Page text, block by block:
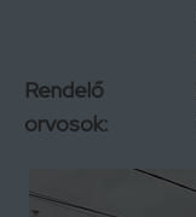
Rendelő
orvosok: